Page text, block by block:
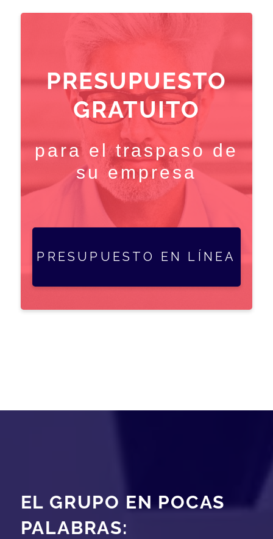
PRESUPUESTO
GRATUITO
para el traspaso de
su empresa
PRESUPUESTO EN LÍNEA
EL GRUPO EN POCAS
PALABRAS: